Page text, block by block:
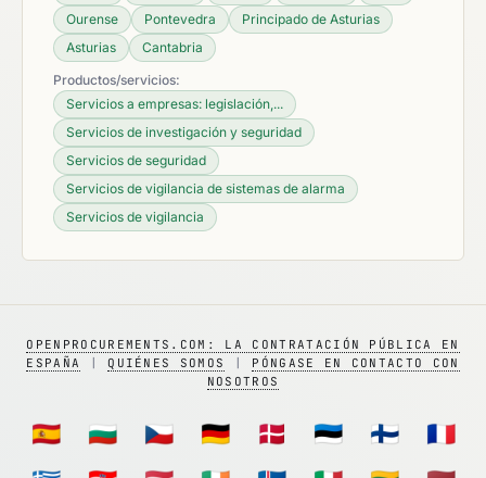
Ourense
Pontevedra
Principado de Asturias
Asturias
Cantabria
Productos/servicios:
Servicios a empresas: legislación,...
Servicios de investigación y seguridad
Servicios de seguridad
Servicios de vigilancia de sistemas de alarma
Servicios de vigilancia
OPENPROCUREMENTS.COM: LA CONTRATACIÓN PÚBLICA EN
ESPAÑA
|QUIÉNES SOMOS
PÓNGASE EN CONTACTO CON
NOSOTROS
🇪🇸 🇧🇬 🇨🇿 🇩🇪 🇩🇰 🇪🇪 🇫🇮
🇫🇷